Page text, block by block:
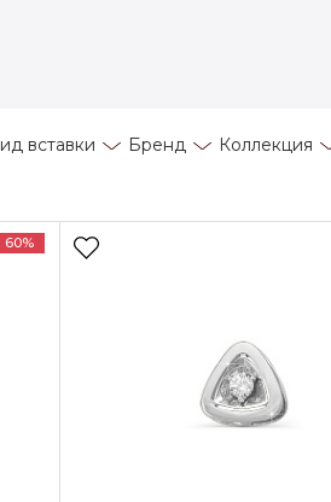
вставки Бренд Коллекция
60%